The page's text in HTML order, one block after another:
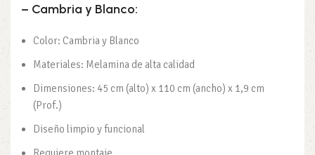
– Cambria y Blanco:
Color: Cambria y Blanco
Materiales: Melamina de alta calidad
Dimensiones: 45 cm (alto) x 110 cm (ancho) x 1,9 cm
(Prof.)
Diseño limpio y funcional